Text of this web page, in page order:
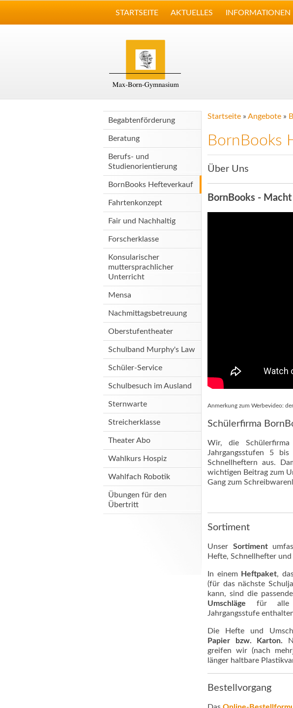
STARTSEITE AKTUELLES INFORMATIONEN
Begabtenförderung
Beratung
Berufs- und
Studienorientierung
BornBooks Hefteverkauf
Fahrtenkonzept
Fair und Nachhaltig
Forscherklasse
Konsularischer
muttersprachlicher
Unterricht
Mensa
Nachmittagsbetreuung
Oberstufentheater
Schulband Murphy's Law
Schüler-Service
Schulbesuch im Ausland
Sternwarte
Streicherklasse
Theater Abo
Wahlkurs Hospiz
Wahlfach Robotik
Übungen für den
Übertritt
Startseite » Angebote »
BornBooks
Über Uns
BornBooks -
Anmerkung zum Werbevideo:
Schülerfirma
Wir, die Schülerfirma
Jahrgangsstufen 5
Schnellheftern aus.
wichtigen Beitrag zum
Gang zum
Sortiment
Unser Sortiment
Hefte, Schnellhefter und
In einem Heftpaket,
(für das nächste
kann, sind die
Umschläge für alle
Jahrgangsstufe
Die Hefte und
Papier bzw. Karton.
greifen wir (nach
länger haltbare
Bestellvorgang